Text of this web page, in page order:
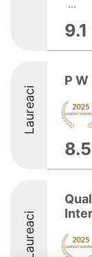
...
9.1
Laureaci
P W
8.5
Laureaci